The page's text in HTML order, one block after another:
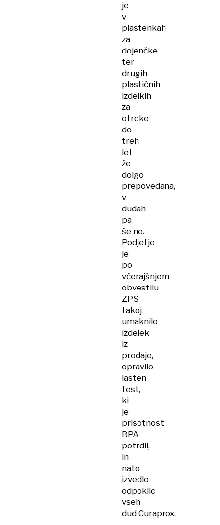
je
v
plastenkah
za
dojenčke
ter
drugih
plastičnih
izdelkih
za
otroke
do
treh
let
že
dolgo
prepovedana,
v
dudah
pa
še ne.
Podjetje
je
po
včerajšnjem
obvestilu
ZPS
takoj
umaknilo
izdelek
iz
prodaje,
opravilo
lasten
test,
ki
je
prisotnost
BPA
potrdil,
in
nato
izvedlo
odpoklic
vseh
dud Curaprox.